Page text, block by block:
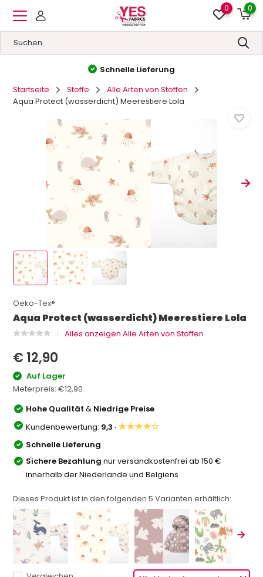
0 0
Schnelle Lieferung
Startseite
Stoffe
Alle Arten von Stoffen
Aqua Protect (wasserdicht) Meerestiere Lola
Oeko-Tex®
Aqua Protect (wasserdicht) Meerestiere Lola
Alles anzeigen Alle Arten von Stoffen
€ 12,90
Auf Lager
Meterpreis:€12,90
Hohe Qualität& Niedrige Preise
Kundenbewertung: 9,3 ·★★★★☆
Schnelle Lieferung
Sichere Bezahlung nur versandkostenfrei ab 150 €
innerhalb der Niederlande und Belgiens
Dieses Produkt ist in den folgenden5 Varianten erhältlich: